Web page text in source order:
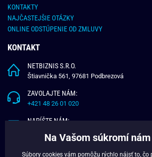
KONTAKTY
NAJČASTEJŠIE OTÁZKY
ONLINE ODSTÚPENIE OD ZMLUVY
KONTAKT
NETBIZNIS S.R.O.
Štiavnička 561, 97681 Podbrezová
ZAVOLAJTE NÁM:
+421 48 26 01 020
NAPÍŠTE NÁM:
Na Vašom súkromí
Súbory cookies vám pomôžu rýchlo nájsť to, čo